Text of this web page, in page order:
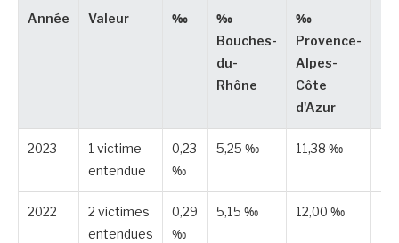
Année Valeur ‰
‰
Bouches-
du-
Rhône
‰
Provence-
Alpes-
Côte
d'Azur
2023
1 victime
entendue
0,23
‰
5,25 ‰ 11,38 ‰
2022
2 victimes
entendues
0,29
‰
5,15 ‰ 12,00 ‰